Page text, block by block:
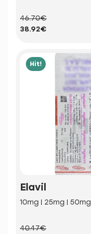
46.70€
38.92€
Hit!
Elavil
10mg | 25mg | 50mg
40.47€